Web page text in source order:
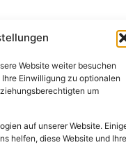
Website weiter besuchen
Einwilligung zu optionalen
um
auf unserer Website.
helfen, diese Website und Ihre